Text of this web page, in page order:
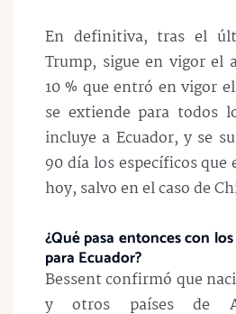
En definitiva, tras el
Trump, sigue en vigor el
10 % que entró en vigor
se extiende para todos
incluye a Ecuador, y se
90 día los específicos
hoy, salvo en el caso de
¿Qué pasa entonces con
para Ecuador?
Bessent confirmó que
y otros países de